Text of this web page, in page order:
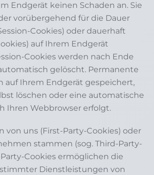
Endgerät keinen Schaden an. Sie
vorübergehend für die Dauer
Cookies) oder dauerhaft
auf Ihrem Endgerät
Cookies werden nach Ende
gelöscht. Permanente
auf Ihrem Endgerät gespeichert,
löschen oder eine automatische
Ihren Webbrowser erfolgt.
von uns (First-Party-Cookies) oder
stammen (sog. Third-Party-
Cookies ermöglichen die
Dienstleistungen von